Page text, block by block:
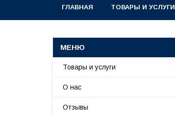
ГЛАВНАЯ ТОВАРЫ И УСЛУГИ
Товары и услуги
О нас
Отзывы